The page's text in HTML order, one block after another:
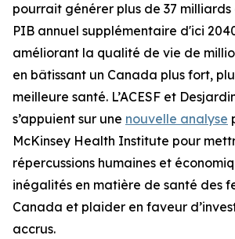
pourrait générer plus de 37
PIB annuel supplémentaire d'ici
améliorant la qualité de vie de
en bâtissant un Canada plus fort,
meilleure santé. L’ACESF et
s’appuient sur une nouvelle analyse
McKinsey Health Institute pour
répercussions humaines et
inégalités en matière de santé des
Canada et plaider en faveur
accrus.